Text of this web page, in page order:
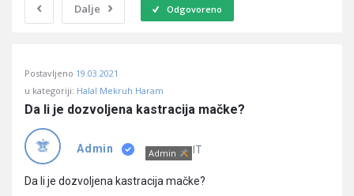
Dalje Odgovoreno
Učene
Latest
Pitanja
Postavljeno 19.03.2021
u kategoriji: Halal Mekruh Haram
Da li je dozvoljena kastracija mačke?
Admin Admin IT
Da li je dozvoljena kastracija mačke?